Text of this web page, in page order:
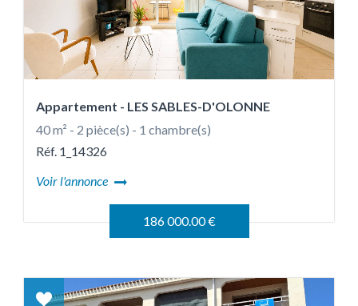
Appartement - LES SABLES-D'OLONNE
40 m² - 2 pièce(s) - 1 chambre(s)
Réf. 1_14326
Voir l'annonce
186 000.00 €
Coup